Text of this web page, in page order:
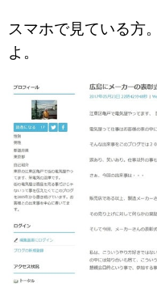
スマホで見ている方
よ。